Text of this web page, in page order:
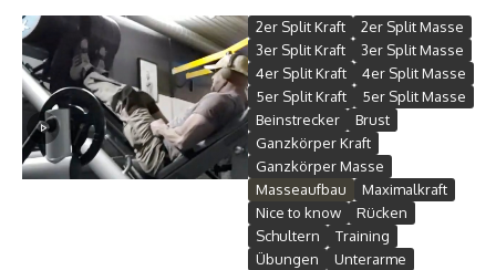
2er Split Kraft
2er Split Masse
3er Split Kraft
3er Split Masse
4er Split Kraft
4er Split Masse
5er Split Kraft
5er Split Masse
Beinstrecker
Brust
Ganzkörper Kraft
Ganzkörper Masse
Masseaufbau
Maximalkraft
Nice to know
Rücken
Schultern
Training
Übungen
Unterarme